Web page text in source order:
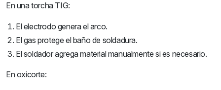
En una torcha TIG:
El electrodo genera el arco.
El gas protege el baño de soldadura.
El soldador agrega material manualmente si es necesario.
En oxicorte: